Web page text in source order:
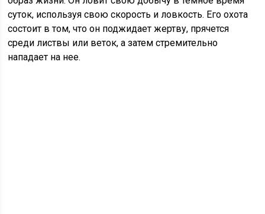
суток, используя свою скорость и ловкость. Его охота
состоит в том, что он поджидает жертву, прячется
среди листвы или веток, а затем стремительно
нападает на нее.